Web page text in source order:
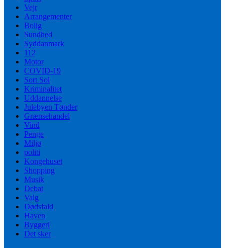
Vejr
Arrangementer
Bolig
Sundhed
Syddanmark
112
Motor
COVID-19
Sort Sol
Kriminalitet
Uddannelse
Julebyen Tønder
Grænsehandel
Vind
Penge
Miljø
politi
Kongehuset
Shopping
Musik
Debat
Valg
Dødsfald
Haven
Byggeri
Det sker